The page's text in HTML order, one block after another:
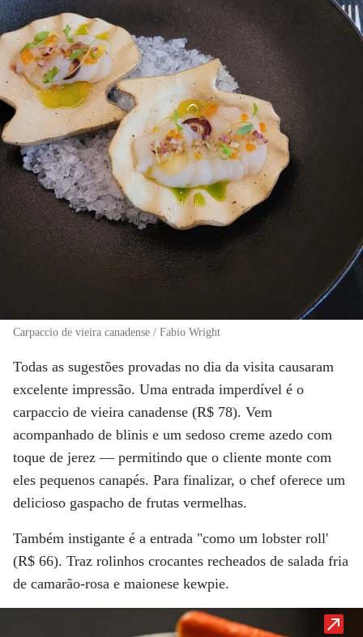
Carpaccio de vieira canadense / Fabio Wright
Todas as sugestões provadas no dia da visita causaram
excelente impressão. Uma entrada imperdível é o
carpaccio de vieira canadense (R$ 78). Vem
acompanhado de blinis e um sedoso creme azedo com
toque de jerez — permitindo que o cliente monte com
eles pequenos canapés. Para finalizar, o chef oferece um
delicioso gaspacho de frutas vermelhas.
Também instigante é a entrada "como um lobster roll'
(R$ 66). Traz rolinhos crocantes recheados de salada fria
de camarão-rosa e maionese kewpie.